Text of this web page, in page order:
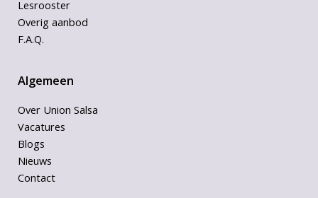
Lesrooster
Overig aanbod
F.A.Q.
Algemeen
Over Union Salsa
Vacatures
Blogs
Nieuws
Contact